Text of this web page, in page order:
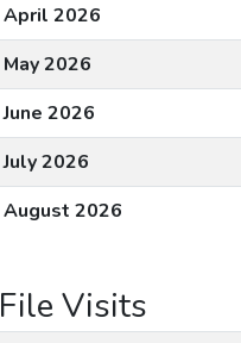
April 2026
May 2026
June 2026
July 2026
August 2026
File Visits